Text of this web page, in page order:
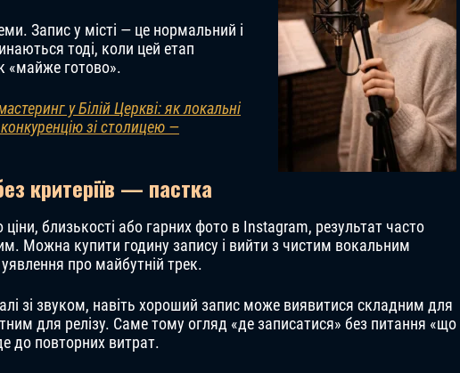
Запис у місті — це нормальний і
тоді, коли цей етап
«майже готово».
у Білій Церкві: як локальні
зі столицею —
критеріїв — пастка
ціни, близькості або гарних фото в Instagram, результат часто
Можна купити годину запису і вийти з чистим вокальним
про майбутній трек.
зі звуком, навіть хороший запис може виявитися складним для
для релізу. Саме тому огляд «де записатися» без питання «що
до повторних витрат.